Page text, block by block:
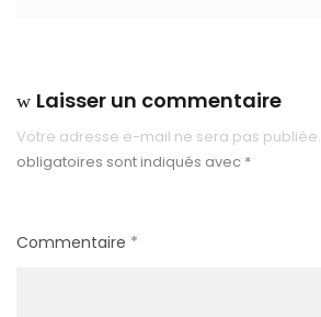
Laisser un commentaire
Votre adresse e-mail ne sera pas publiée.
obligatoires sont indiqués avec *
Commentaire *